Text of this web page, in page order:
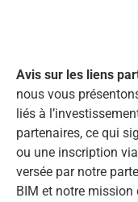
Avis sur les liens
nous vous
liés à
partenaires, ce qui
ou une inscription
versée par notre
BIM et notre